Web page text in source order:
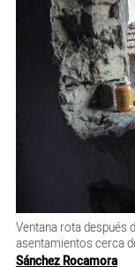
Ventana rota después
asentamientos cerca
Sánchez Rocamora